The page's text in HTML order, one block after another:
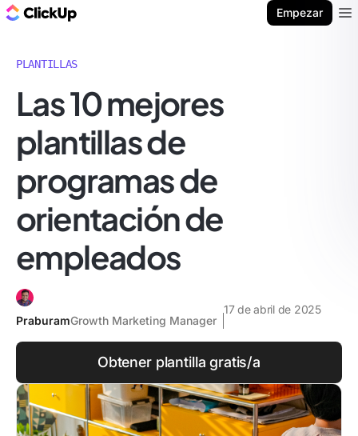
Empezar
PLANTILLAS
Las 10 mejores
plantillas de
programas de
orientación de
empleados
PraburamGrowth Marketing Manager
17 de abril de 2025
Obtener plantilla gratis/a